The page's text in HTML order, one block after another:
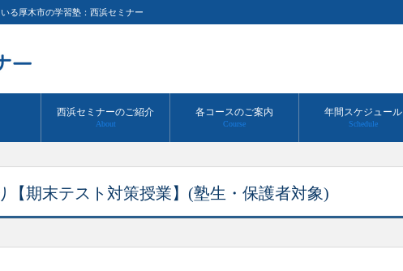
る厚木市の学習塾：西浜セミナー
西浜セミナーのご紹介
About
各コースのご案内
Course
年間スケジュール
Schedule
期末テスト対策授業】(塾生・保護者対象)